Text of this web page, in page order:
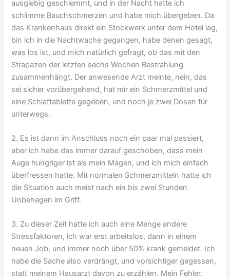
ausgiebig geschlemmt, und in der Nacht hatte ich
schlimme Bauchschmerzen und habe mich übergeben. Da
das Krankenhaus direkt ein Stockwerk unter dem Hotel lag,
bin ich in die Nachtwache gegangen, habe denen gesagt,
was los ist, und mich natürlich gefragt, ob das mit den
Strapazen der letzten sechs Wochen Bestrahlung
zusammenhängt. Der anwesende Arzt meinte, nein, das
sei sicher vorübergehend, hat mir ein Schmerzmittel und
eine Schlaftablette gegeben, und noch je zwei Dosen für
unterwegs.
2. Es ist dann im Anschluss noch ein paar mal passiert,
aber ich habe das immer darauf geschoben, dass mein
Auge hungriger ist als mein Magen, und ich mich einfach
überfressen hatte. Mit normalen Schmerzmitteln hatte ich
die Situation auch meist nach ein bis zwei Stunden
Unbehagen im Griff.
3. Zu dieser Zeit hatte ich auch eine Menge andere
Stressfaktoren, ich war erst arbeitslos, dann in einem
neuen Job, und immer noch über 50% krank gemeldet. Ich
habe die Sache also verdrängt, und vorsichtiger gegessen,
statt meinem Hausarzt davon zu erzählen. Mein Fehler.